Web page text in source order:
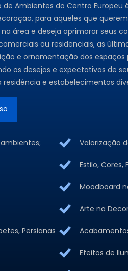
Ambientes do Centro Europeu
para aqueles que
área e deseja aprimorar seus
ou residenciais, as
e ornamentação dos
os desejos e expectativas de
e estabelecimentos
Valorização
Estilo, Cores,
Moodboard
Arte na
Persianas
Efeitos de